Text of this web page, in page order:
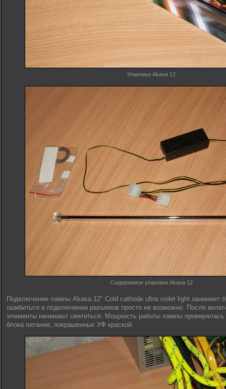
Упаковка Akasa 12
Содержимое упаковки Akasa 12
Подключение лампы Akasa 12″ Cold cathode ultra violet light занимает
ошибиться в подключении разъемов просто не возможно. После
элементы начинают светиться. Мощность работы лампы проверялась
блока питания, покрашенных УФ краской.